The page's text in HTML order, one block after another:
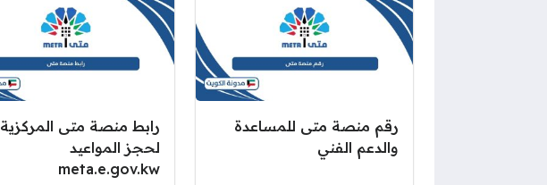
رقم منصة متى للمساعدة
والدعم الفني
رابط منصة متى المركزية
لحجز المواعيد
meta.e.gov.kw